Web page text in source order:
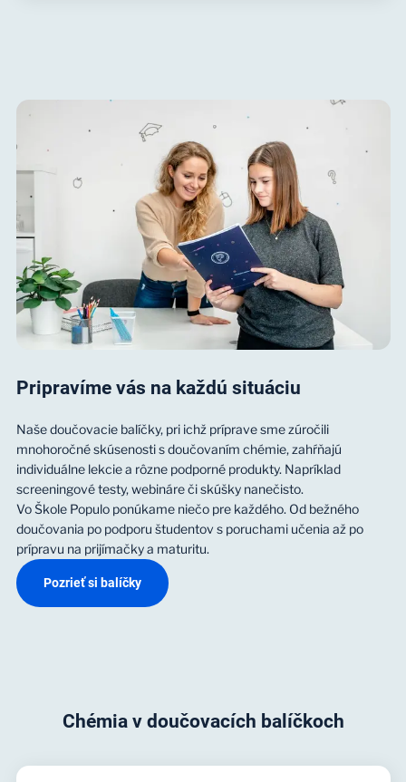
Pripravíme vás na každú situáciu
Naše doučovacie balíčky, pri ichž príprave sme zúročili
mnohoročné skúsenosti s doučovaním chémie, zahŕňajú
individuálne lekcie a rôzne podporné produkty. Napríklad
screeningové testy, webináre či skúšky nanečisto.
Vo Škole Populo ponúkame niečo pre každého. Od bežného
doučovania po podporu študentov s poruchami učenia až po
prípravu na prijímačky a maturitu.
Pozrieť si balíčky
Chémia v doučovacích balíčkoch